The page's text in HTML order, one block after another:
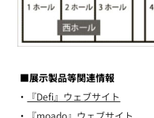
■展示製品等関連情報
・
『Defi』ウェブサイト
・
『moado』ウェブサイト